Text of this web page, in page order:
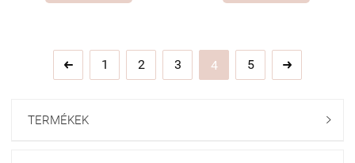
 1 2 3 4 5 
TERMÉKEK 